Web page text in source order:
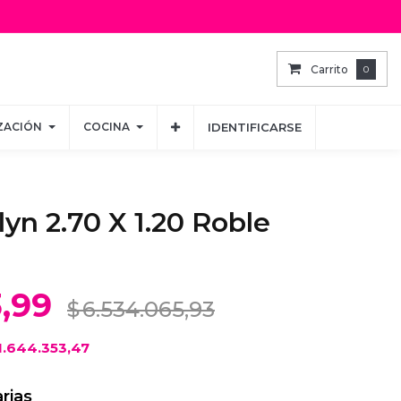
Carrito 0
COCINA IDENTIFICARSE
Carrito 0
COCINA IDENTIFICARSE
2.70 X 1.20 Roble
$6.534.065,93